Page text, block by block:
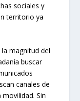
sociales y
territorio ya
magnitud del
buscar
canales de
Sin